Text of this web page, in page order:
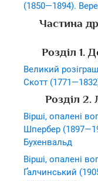
(1850—1894).
Частина
Розділ 1.
Великий
Скотт
Розділ 2.
Вірші, опалені
Шпербер
Бухенвальд
Вірші, опалені
Ґалчинський